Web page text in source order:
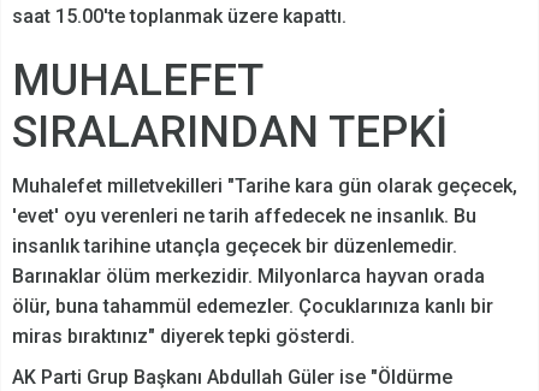
saat 15.00'te toplanmak üzere kapattı.
MUHALEFET
SIRALARINDAN TEPKİ
Muhalefet milletvekilleri "Tarihe kara gün olarak geçecek,
'evet' oyu verenleri ne tarih affedecek ne insanlık. Bu
insanlık tarihine utançla geçecek bir düzenlemedir.
Barınaklar ölüm merkezidir. Milyonlarca hayvan orada
ölür, buna tahammül edemezler. Çocuklarınıza kanlı bir
miras bıraktınız" diyerek tepki gösterdi.
AK Parti Grup Başkanı Abdullah Güler ise "Öldürme